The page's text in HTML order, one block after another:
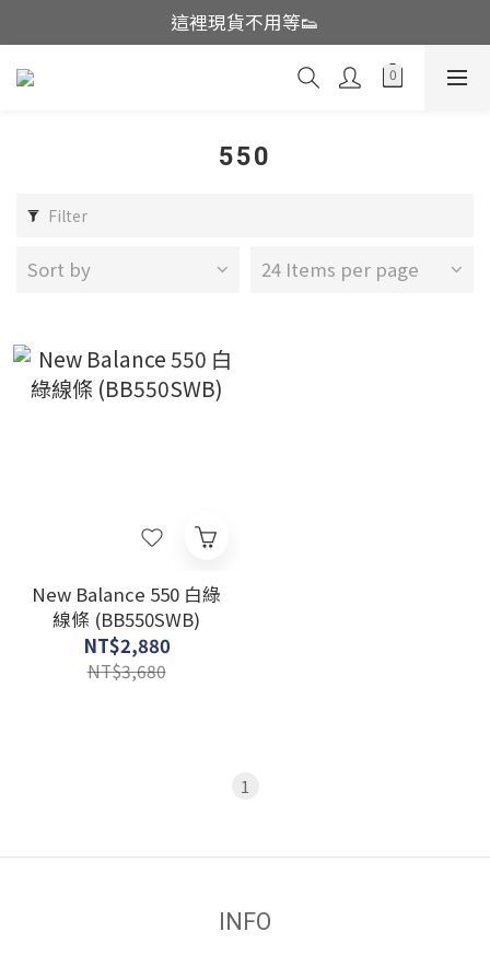
這裡現貨不用等👟
這裡現貨不用等👟
越南品牌開團中!!辣妹必收
這裡現貨不用等👟
550
Filter
Sort by 24 Items per page
New Balance 550 白綠
線條 (BB550SWB)
NT$2,880
NT$3,680
1
INFO